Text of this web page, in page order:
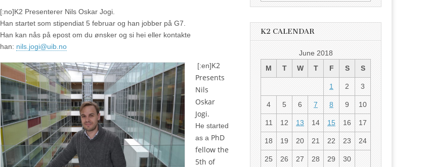
[:no]K2 Presenterer Nils Oskar Jogi.
Han startet som stipendiat 5 februar og han jobber på G7.
Han kan nås på epost om du ønsker og si hei eller kontakte
han: nils.jogi@uib.no
[:en]K2
Presents
Nils
Oskar
Jogi.
He started
as a PhD
fellow the
5th of
K2 CALENDAR
June 2018
M
T W T F S S
1 2 3
4 5 6 7 8 9 10
11 12 13 14 15 16 17
18 19 20 21 22 23 24
25 26 27 28 29
30